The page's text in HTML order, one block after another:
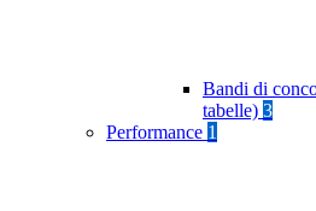
Bandi di
tabelle) 3
Performance 1